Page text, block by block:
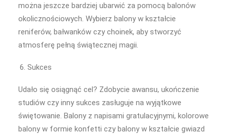
można jeszcze bardziej ubarwić za pomocą balonów
okolicznościowych. Wybierz balony w kształcie
reniferów, bałwanków czy choinek, aby stworzyć
atmosferę pełną świątecznej magii.
Sukces
Udało się osiągnąć cel? Zdobycie awansu, ukończenie
studiów czy inny sukces zasługuje na wyjątkowe
świętowanie. Balony z napisami gratulacyjnymi, kolorowe
balony w formie konfetti czy balony w kształcie gwiazd